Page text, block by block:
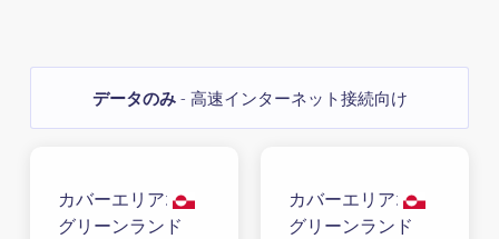
データのみ- 高速インターネット接続向け
カバーエリア:
グリーンランド
カバーエリア:
グリーンランド